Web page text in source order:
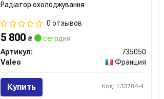
Радіатор охолоджування
0 отзывов
5 800₴
сегодня
Артикул:
735050
Valeo
Франция
Купить Код: 133784-4